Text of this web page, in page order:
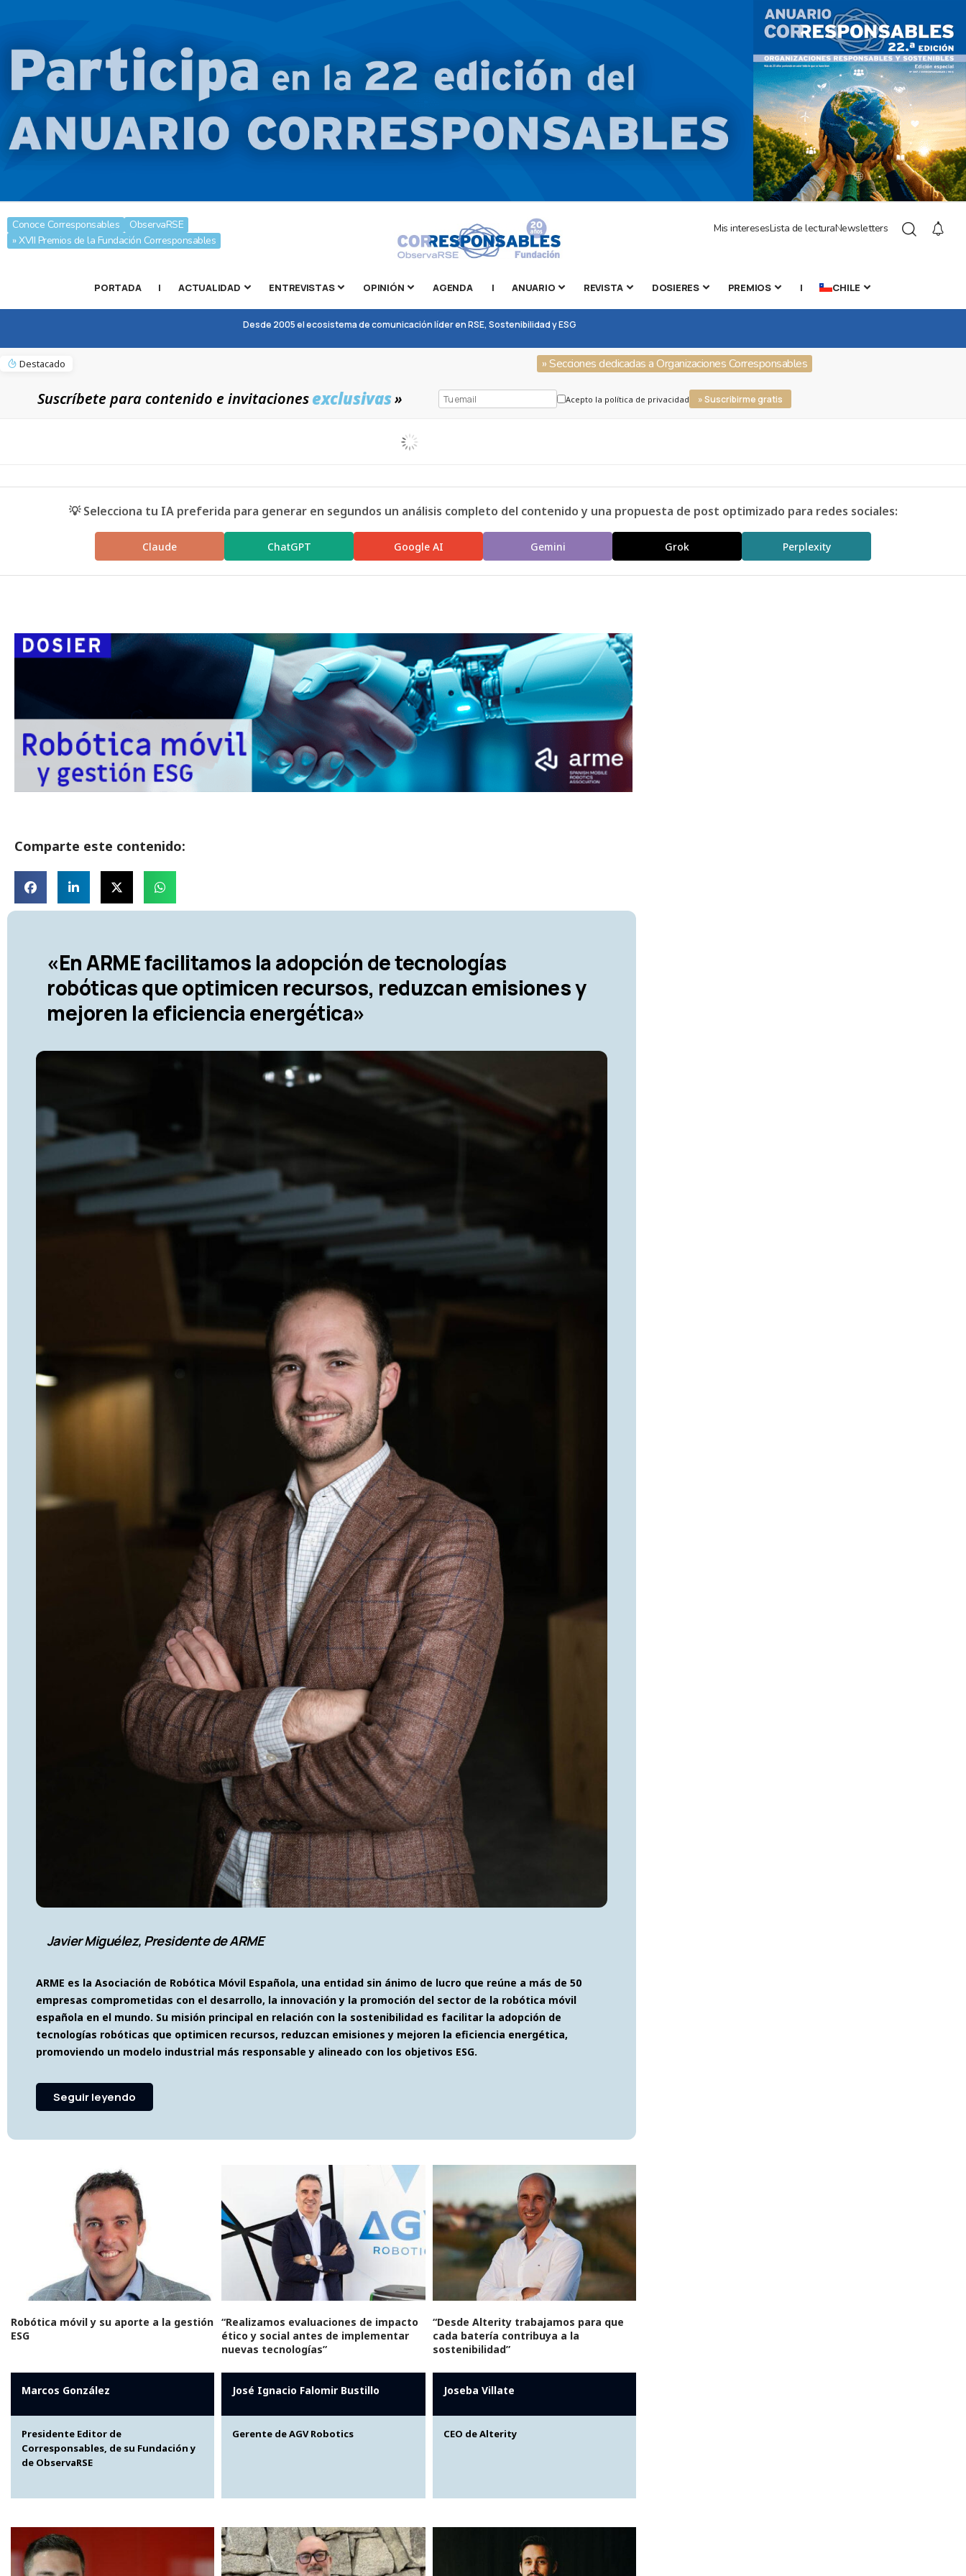
Conoce Corresponsables
ObservaRSE
» XVII Premios de la Fundación Corresponsables
Mis interesesLista de lecturaNewsletters
PORTADA | ACTUALIDAD ENTREVISTAS OPINIÓN AGENDA | ANUARIO REVISTA DOSIERES PREMIOS | CHILE
Desde 2005 el ecosistema de comunicación líder en RSE, Sostenibilidad y ESG
Destacado » Secciones dedicadas a Organizaciones Corresponsables
Suscríbete para contenido e invitacionesexclusivas» Acepto la política de privacidad » Suscribirme gratis
💡 Selecciona tu IA preferida para generar en segundos un análisis completo del contenido y una propuesta de post optimizado para redes sociales:
Claude ChatGPT Google AI Gemini Grok Perplexity
Comparte este contenido:
«En ARME facilitamos la adopción de tecnologías
robóticas que optimicen recursos, reduzcan emisiones y
mejoren la eficiencia energética»
Javier Miguélez, Presidente de ARME
ARME es la Asociación de Robótica Móvil Española, una entidad sin ánimo de lucro que reúne a más de 50
empresas comprometidas con el desarrollo, la innovación y la promoción del sector de la robótica móvil
española en el mundo. Su misión principal en relación con la sostenibilidad es facilitar la adopción de
tecnologías robóticas que optimicen recursos, reduzcan emisiones y mejoren la eficiencia energética,
promoviendo un modelo industrial más responsable y alineado con los objetivos ESG.
Seguir leyendo
Robótica móvil y su aporte a la gestión
ESG
Marcos González
Presidente Editor de
Corresponsables, de su Fundación y
de ObservaRSE
“Realizamos evaluaciones de impacto
ético y social antes de implementar
nuevas tecnologías”
José Ignacio Falomir Bustillo
Gerente de AGV Robotics
“Desde Alterity trabajamos para que
cada batería contribuya a la
sostenibilidad”
Joseba Villate
CEO de Alterity